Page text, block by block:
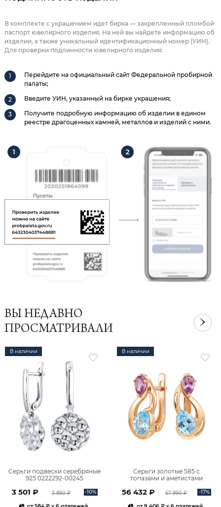
В комплекте с украшением идет бирка — закрепленный пломбой
паспорт ювелирного изделия. На ней вы найдете информацию об
изделии, а также уникальный идентификационный номер (УИН).
Для проверки подлинности ювелирного изделия:
Перейдите на официальный сайт Федеральной пробирной
палаты;
Введите УИН, указанный на бирке украшения;
Получите подробную информацию об изделии в едином
реестре драгоценных камней, металлов и изделий с ними.
ВЫ НЕДАВНО
ПРОСМАТРИВАЛИ
В наличии
Серьги подвески серебряные
925 0222292-00245
3 501 ₽ 3 890 ₽ -10%
В наличии
Серьги золотые 585 с
топазами и аметистами
56 432 ₽ 67 990 ₽ -17%